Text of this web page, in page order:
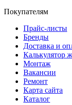
Покупателям
Прайс-листы
Бренды
Доставка и
Калькулятор
Монтаж
Вакансии
Ремонт
Карта сайта
Каталог